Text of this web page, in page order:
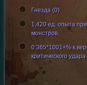
Гнезда (0)
1,420 ед. опыта
монстров.
0.365*1001+% к
критического удара